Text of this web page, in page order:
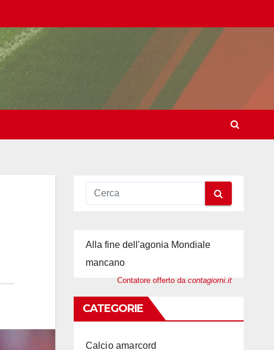
Alla fine dell'agonia Mondiale
mancano
Contatore offerto da contagiorni.it
CATEGORIE
Calcio amarcord